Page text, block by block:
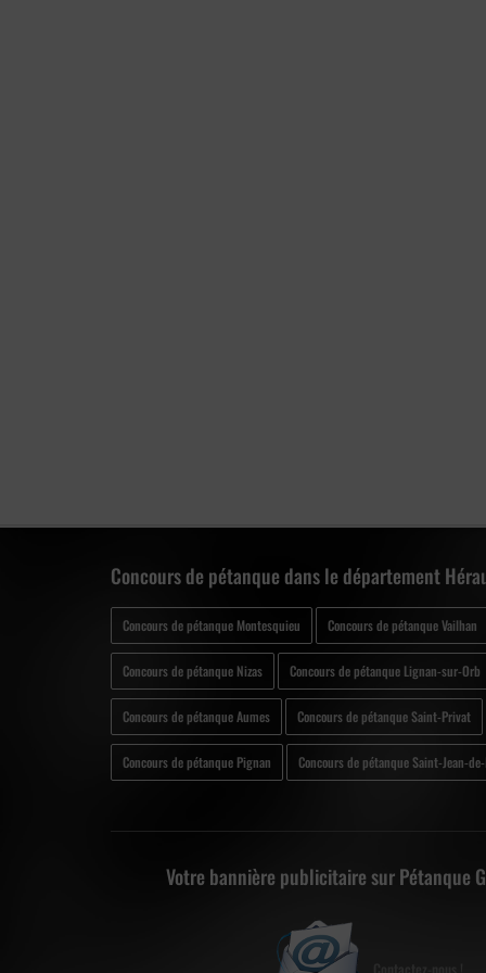
Concours de pétanque dans le département
Concours de pétanque Montesquieu Concours de pétanque Vailhan
Concours de pétanque Nizas Concours de pétanque Lignan-sur-Orb
Concours de pétanque Aumes Concours de pétanque Saint-Privat
Concours de pétanque Pignan Concours de pétanque Saint-Jean-
Votre bannière publicitaire sur Pétanque